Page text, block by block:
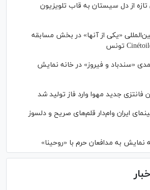
تازه از دل سیستان به قاب تلویزیون
«یکی از آنها» در بخش مسابقه
«سندباد و فیروز» در خانه نمایش
فانتزی جدید مهوا وارد فاز تولید شد
ایران وام‌دار قلم‌های صریح و دلسوز
نمایش به مدافعان حرم با «روحینا»